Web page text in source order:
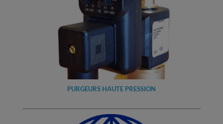
PURGEURS HAUTE PRESSION